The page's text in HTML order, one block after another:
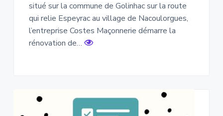
situé sur la commune de Golinhac sur la route
qui relie Espeyrac au village de Nacoulorgues,
l’entreprise Costes Maçonnerie démarre la
rénovation de…